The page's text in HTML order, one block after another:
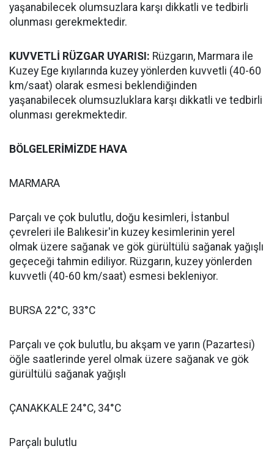
yaşanabilecek olumsuzlara karşı dikkatli ve tedbirli
olunması gerekmektedir.
KUVVETLİ RÜZGAR UYARISI: Rüzgarın, Marmara ile
Kuzey Ege kıyılarında kuzey yönlerden kuvvetli (40-60
km/saat) olarak esmesi beklendiğinden
yaşanabilecek olumsuzluklara karşı dikkatli ve tedbirli
olunması gerekmektedir.
BÖLGELERİMİZDE HAVA
MARMARA
Parçalı ve çok bulutlu, doğu kesimleri, İstanbul
çevreleri ile Balıkesir'in kuzey kesimlerinin yerel
olmak üzere sağanak ve gök gürültülü sağanak yağışlı
geçeceği tahmin ediliyor. Rüzgarın, kuzey yönlerden
kuvvetli (40-60 km/saat) esmesi bekleniyor.
BURSA 22°C, 33°C
Parçalı ve çok bulutlu, bu akşam ve yarın (Pazartesi)
öğle saatlerinde yerel olmak üzere sağanak ve gök
gürültülü sağanak yağışlı
ÇANAKKALE 24°C, 34°C
Parçalı bulutlu